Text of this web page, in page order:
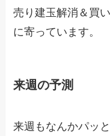
売り建玉解消＆買
に寄っています。
来週の予測
来週もなんかパッ